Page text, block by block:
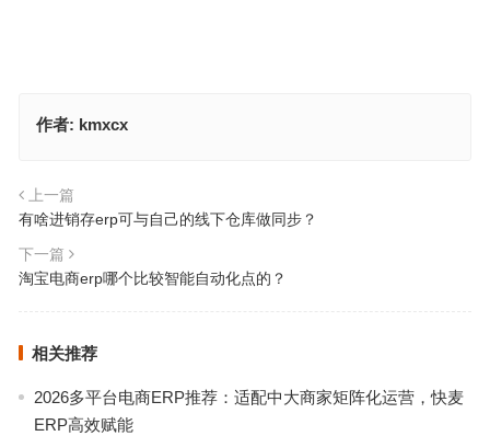
作者: kmxcx
上一篇
有啥进销存erp可与自己的线下仓库做同步？
下一篇
淘宝电商erp哪个比较智能自动化点的？
相关推荐
2026多平台电商ERP推荐：适配中大商家矩阵化运营，快麦
ERP高效赋能